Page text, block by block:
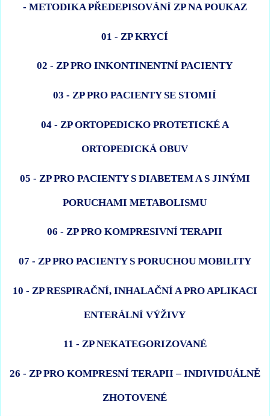
- METODIKA PŘEDEPISOVÁNÍ ZP NA POUKAZ
01 - ZP KRYCÍ
02 - ZP PRO INKONTINENTNÍ PACIENTY
03 - ZP PRO PACIENTY SE STOMIÍ
04 - ZP ORTOPEDICKO PROTETICKÉ A
ORTOPEDICKÁ OBUV
05 - ZP PRO PACIENTY S DIABETEM A S JINÝMI
PORUCHAMI METABOLISMU
06 - ZP PRO KOMPRESIVNÍ TERAPII
07 - ZP PRO PACIENTY S PORUCHOU MOBILITY
10 - ZP RESPIRAČNÍ, INHALAČNÍ A PRO APLIKACI
ENTERÁLNÍ VÝŽIVY
11 - ZP NEKATEGORIZOVANÉ
26 - ZP PRO KOMPRESNÍ TERAPII – INDIVIDUÁLNĚ
ZHOTOVENÉ